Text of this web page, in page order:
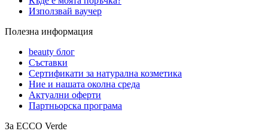
Използвай ваучер
Полезна информация
beauty блог
Съставки
Сертификати за натурална козметика
Ние и нашата околна среда
Актуални оферти
Партньорска програма
За ECCO Verde